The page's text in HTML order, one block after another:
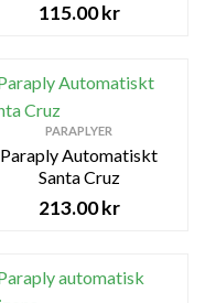
115.00kr
PARAPLYER
Paraply Automatiskt
Santa Cruz
213.00kr